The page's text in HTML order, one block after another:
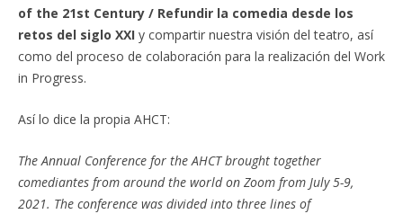
of the 21st Century / Refundir la comedia desde los
retos del siglo XXI y compartir nuestra visión del teatro, así
como del proceso de colaboración para la realización del Work
in Progress.
Así lo dice la propia AHCT:
The Annual Conference for the AHCT brought together
comediantes from around the world on Zoom from July 5-9,
2021. The conference was divided into three lines of